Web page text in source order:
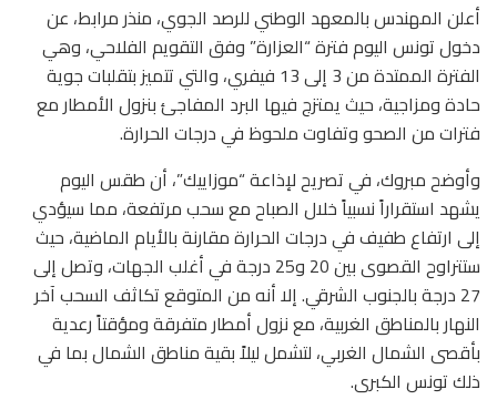
أعلن المهندس بالمعهد الوطني للرصد الجوي، منذر مرابط، عن
دخول تونس اليوم فترة “العزارة” وفق التقويم الفلاحي، وهي
الفترة الممتدة من 3 إلى 13 فيفري، والتي تتميز بتقلبات جوية
حادة ومزاجية، حيث يمتزج فيها البرد المفاجئ بنزول الأمطار مع
فترات من الصحو وتفاوت ملحوظ في درجات الحرارة.
وأوضح مبروك، في تصريح لإذاعة “موزاييك”، أن طقس اليوم
يشهد استقراراً نسبياً خلال الصباح مع سحب مرتفعة، مما سيؤدي
إلى ارتفاع طفيف في درجات الحرارة مقارنة بالأيام الماضية، حيث
ستتراوح القصوى بين 20 و25 درجة في أغلب الجهات، وتصل إلى
27 درجة بالجنوب الشرقي. إلا أنه من المتوقع تكاثف السحب آخر
النهار بالمناطق الغربية، مع نزول أمطار متفرقة ومؤقتاً رعدية
بأقصى الشمال الغربي، لتشمل ليلاً بقية مناطق الشمال بما في
ذلك تونس الكبرى.